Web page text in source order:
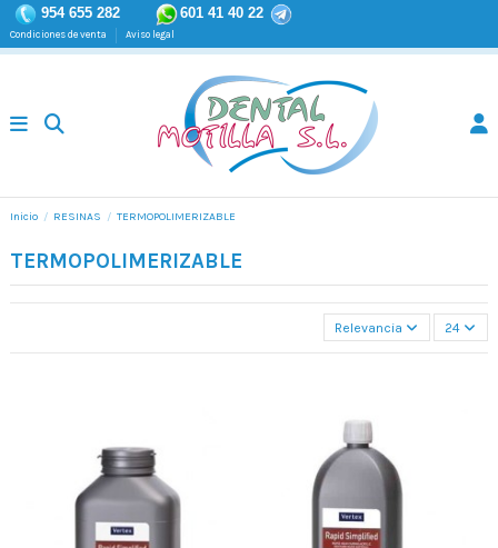
954 655 282 601 41 40 22
Condiciones de venta Aviso legal
Inicio RESINAS TERMOPOLIMERIZABLE
TERMOPOLIMERIZABLE
Relevancia 24